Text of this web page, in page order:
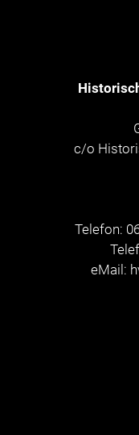
c/o
Telefon:
eMail: